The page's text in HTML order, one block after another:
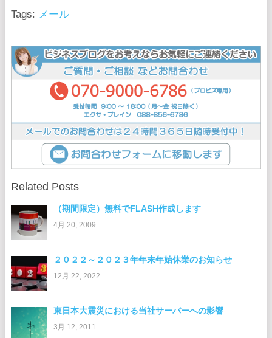
Tags: メール
Related Posts
（期間限定）無料でFLASH作成します
4月 20, 2009
２０２２～２０２３年年末年始休業のお知らせ
12月 22, 2022
東日本大震災における当社サーバーへの影響
3月 12, 2011